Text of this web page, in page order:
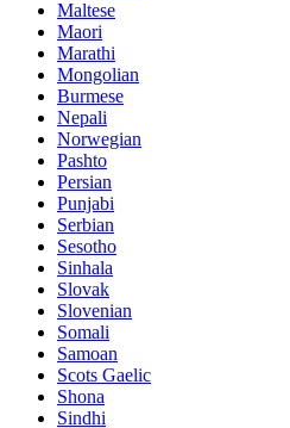
Maltese
Maori
Marathi
Mongolian
Burmese
Nepali
Norwegian
Pashto
Persian
Punjabi
Serbian
Sesotho
Sinhala
Slovak
Slovenian
Somali
Samoan
Scots Gaelic
Shona
Sindhi